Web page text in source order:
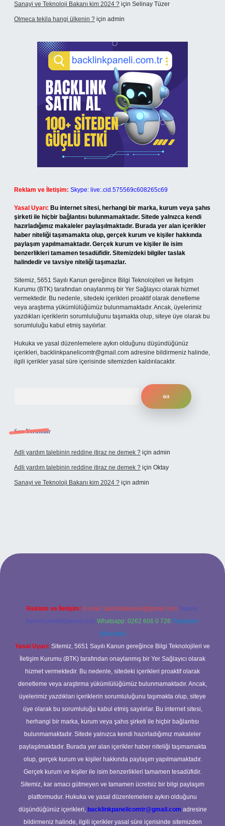
Sanayi ve Teknoloji Bakanı kim 2024 ? için Selinay Tüzer
Olmeca tekila hangi ülkenin ? için admin
Reklam ve İletişim: Skype: live:.cid.575569c608265c69
Yasal Uyarı: Bu internet sitesi, herhangi bir marka, kurum veya şahıs
şirketi ile hiçbir bağlantısı bulunmamaktadır. Sitede yalnızca kendi
hazırladığımız makaleler paylaşılmaktadır. Burada yer alan içerikler
haber niteliği taşımamakta olup, gerçek kurum ve kişiler hakkında
paylaşım yapılmamaktadır. Gerçek kurum ve kişiler ile isim
benzerlikleri tamamen tesadüfidir. Sitemizdeki bilgiler taslak
halindedir ve tavsiye niteliği taşımazlar.
Sitemiz, 5651 Sayılı Kanun gereğince Bilgi Teknolojileri ve İletişim
Kurumu (BTK) tarafından onaylanmış bir Yer Sağlayıcı olarak hizmet
vermektedir. Bu nedenle, sitedeki içerikleri proaktif olarak denetleme
veya araştırma yükümlülüğümüz bulunmamaktadır. Ancak, üyelerimiz
yazdıkları içeriklerin sorumluluğunu taşımakta olup, siteye üye olarak bu
sorumluluğu kabul etmiş sayılırlar.
Hukuka ve yasal düzenlemelere aykırı olduğunu düşündüğünüz
içerikleri, backlinkpanelicomtr@gmail.com adresine bildirmeniz halinde,
ilgili içerikler yasal süre içerisinde sitemizden kaldırılacaktır.
Son Yorumlar
Adli yardım talebinin reddine itiraz ne demek ? için admin
Adli yardım talebinin reddine itiraz ne demek ? için Oktay
Sanayi ve Teknoloji Bakanı kim 2024 ? için admin
giriş
Reklam ve İletişim: E-mail: backlinkpaneli@gmail.com Teams:
forumhizmeti@gmail.com Whatsapp: 0262 606 0 726 Telegram:
@karabul
Yasal Uyarı: Sitemiz, 5651 Sayılı Kanun gereğince Bilgi Teknolojileri ve
İletişim Kurumu (BTK) tarafından onaylanmış bir Yer Sağlayıcı olarak
hizmet vermektedir. Bu nedenle, sitedeki içerikleri proaktif olarak
denetleme veya araştırma yükümlülüğümüz bulunmamaktadır. Ancak,
üyelerimiz yazdıkları içeriklerin sorumluluğunu taşımakta olup, siteye
üye olarak bu sorumluluğu kabul etmiş sayılırlar. Bu internet sitesi,
herhangi bir marka, kurum veya şahıs şirketi ile hiçbir bağlantısı
bulunmamaktadır. Sitede yalnızca kendi hazırladığımız makaleler
paylaşılmaktadır. Burada yer alan içerikler haber niteliği taşımamakta
olup, gerçek kurum ve kişiler hakkında paylaşım yapılmamaktadır.
Gerçek kurum ve kişiler ile isim benzerlikleri tamamen tesadüfidir.
Sitemiz, kar amacı gütmeyen ve tamamen ücretsiz bir bilgi paylaşım
platformudur. Hukuka ve yasal düzenlemelere aykırı olduğunu
düşündüğünüz içerikleri, backlinkpanelicomtr@gmail.com adresine
bildirmeniz halinde, ilgili içerikler yasal süre içerisinde sitemizden